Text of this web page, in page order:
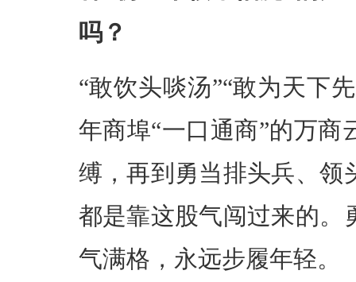
吗？
“敢饮头啖汤”“敢为天下
年商埠“一口通商”的万
缚，再到勇当排头兵、领
都是靠这股气闯过来的。
气满格，永远步履年轻。